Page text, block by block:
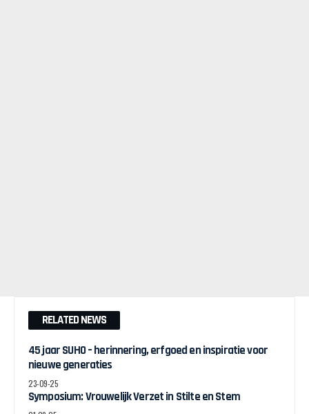
RELATED NEWS
45 jaar SUHO – herinnering, erfgoed en inspiratie voor
nieuwe generaties
23-09-25
Symposium: Vrouwelijk Verzet in Stilte en Stem